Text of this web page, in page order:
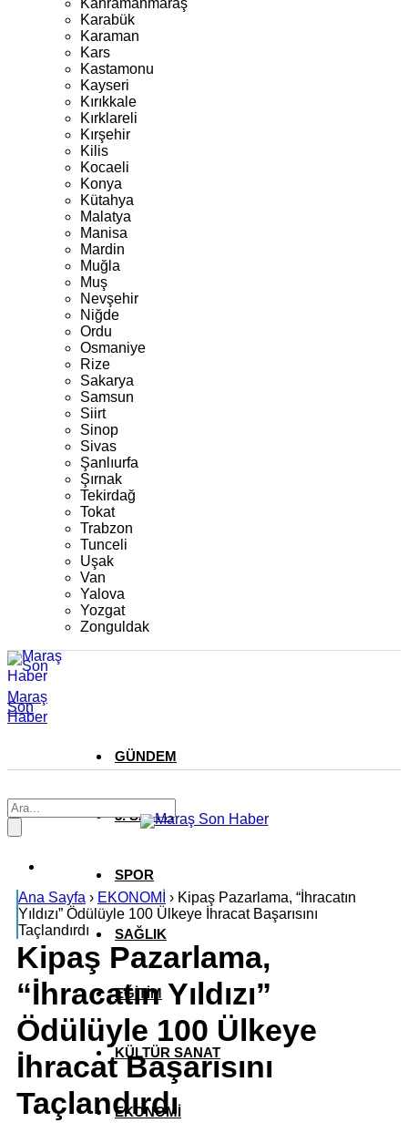
Kahramanmaraş
Karabük
Karaman
Kars
Kastamonu
Kayseri
Kırıkkale
Kırklareli
Kırşehir
Kilis
Kocaeli
Konya
Kütahya
Malatya
Manisa
Mardin
Muğla
Muş
Nevşehir
Niğde
Ordu
Osmaniye
Rize
Sakarya
Samsun
Siirt
Sinop
Sivas
Şanlıurfa
Şırnak
Tekirdağ
Tokat
Trabzon
Tunceli
Uşak
Van
Yalova
Yozgat
Zonguldak
Maraş
Son
Haber
GÜNDEM
3. SAYFA
SPOR
SAĞLIK
EĞİTİM
KÜLTÜR SANAT
EKONOMİ
Ana Sayfa › EKONOMİ › Kipaş Pazarlama, “İhracatın
Yıldızı” Ödülüyle 100 Ülkeye İhracat Başarısını
Taçlandırdı
Kipaş Pazarlama,
“İhracatın Yıldızı”
Ödülüyle 100 Ülkeye
İhracat Başarısını
Taçlandırdı